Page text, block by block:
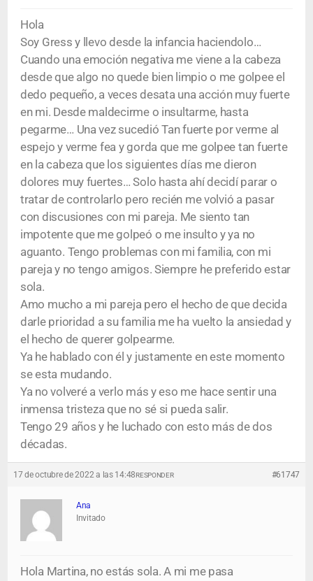
Hola
Soy Gress y llevo desde la infancia haciendolo…
Cuando una emoción negativa me viene a la cabeza
desde que algo no quede bien limpio o me golpee el
dedo pequeño, a veces desata una acción muy fuerte
en mi. Desde maldecirme o insultarme, hasta
pegarme… Una vez sucedió Tan fuerte por verme al
espejo y verme fea y gorda que me golpee tan fuerte
en la cabeza que los siguientes días me dieron
dolores muy fuertes… Solo hasta ahí decidí parar o
tratar de controlarlo pero recién me volvió a pasar
con discusiones con mi pareja. Me siento tan
impotente que me golpeó o me insulto y ya no
aguanto. Tengo problemas con mi familia, con mi
pareja y no tengo amigos. Siempre he preferido estar
sola.
Amo mucho a mi pareja pero el hecho de que decida
darle prioridad a su familia me ha vuelto la ansiedad y
el hecho de querer golpearme.
Ya he hablado con él y justamente en este momento
se esta mudando.
Ya no volveré a verlo más y eso me hace sentir una
inmensa tristeza que no sé si pueda salir.
Tengo 29 años y he luchado con esto más de dos
décadas.
17 de octubre de 2022 a las 14:48 #61747
RESPONDER
Ana
Invitado
Hola Martina, no estás sola. A mi me pasa